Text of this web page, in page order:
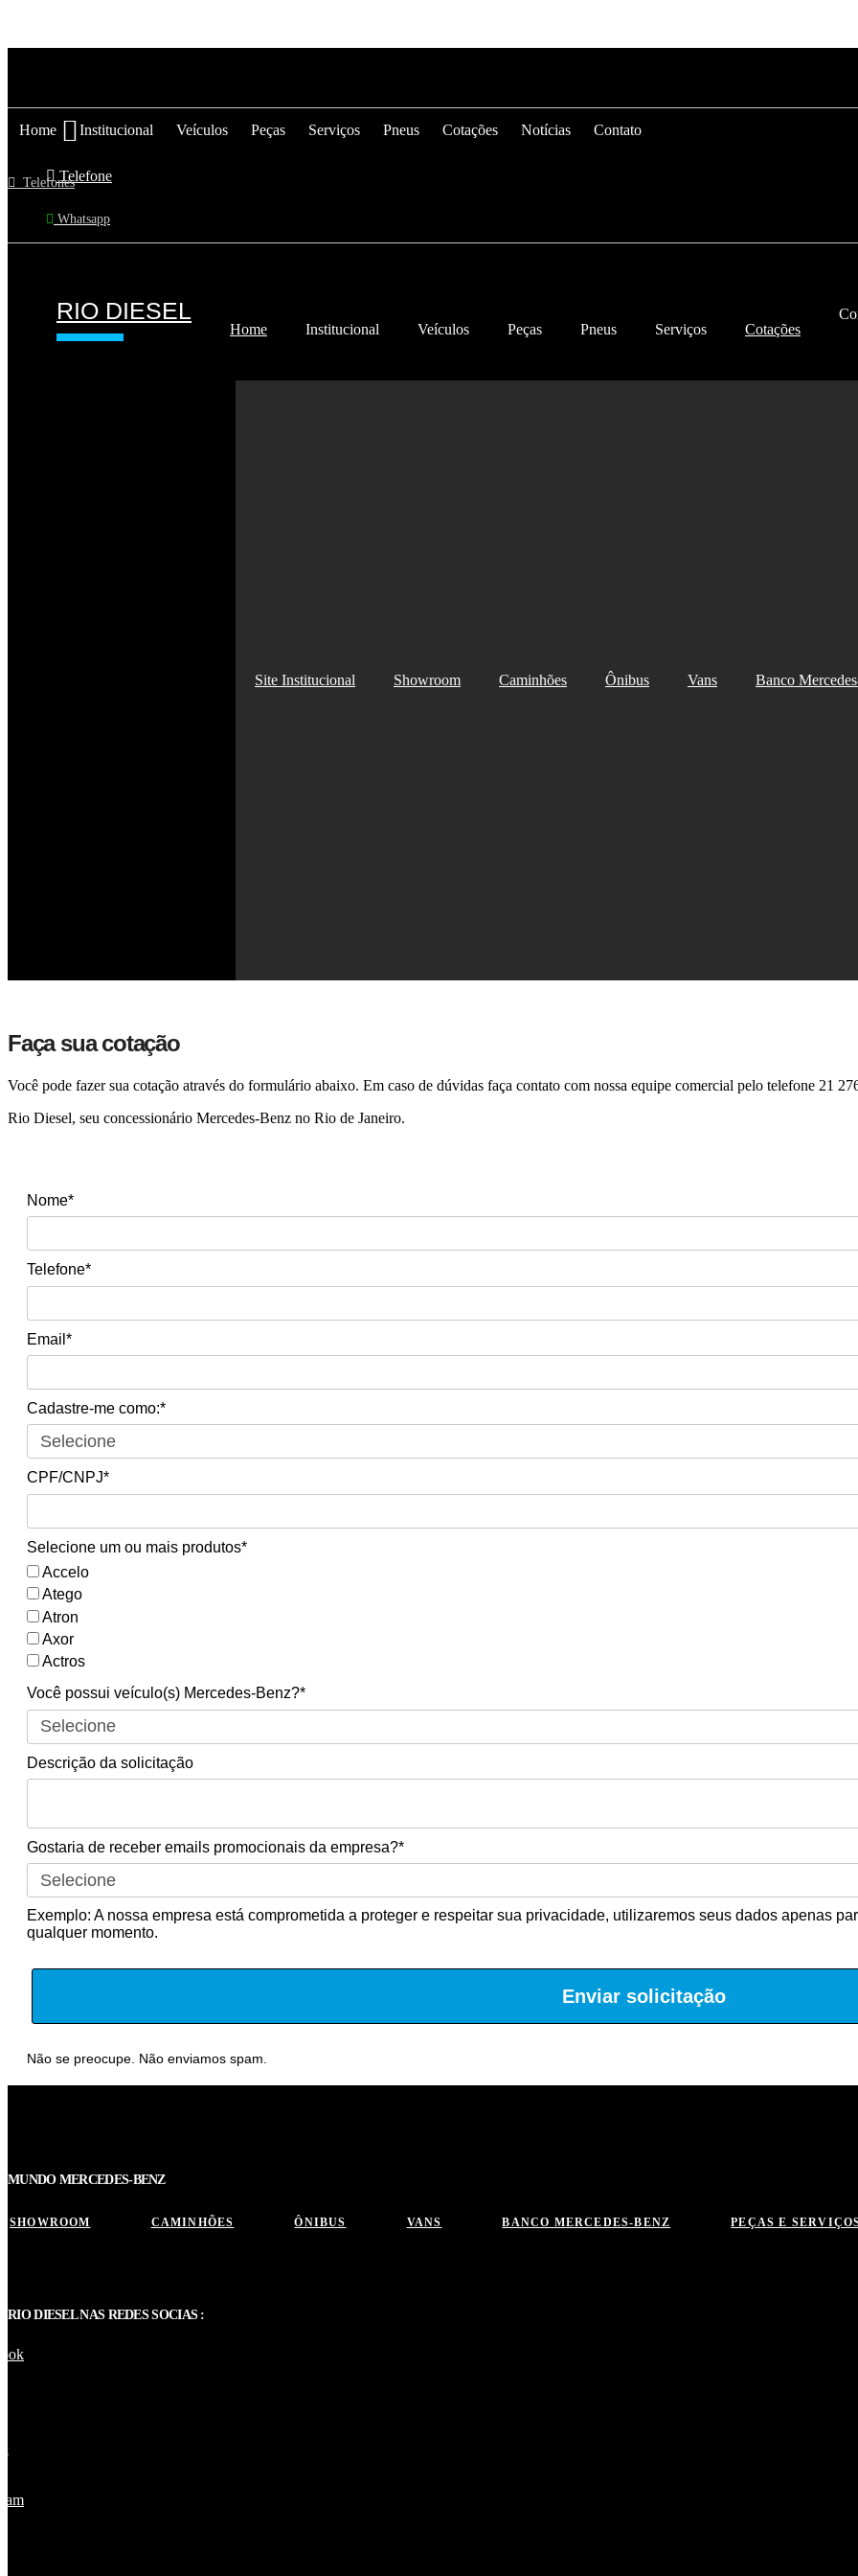
Home Institucional Veículos Peças Serviços Pneus Cotações Notícias Contato
Telefone
Telefones
Whatsapp
RIO DIESEL
Home Institucional Veículos Peças Pneus Serviços Cotações
Site Institucional Showroom Caminhões Ônibus Vans Banco
Faça sua cotação
Você pode fazer sua cotação através do formulário abaixo. Em caso de dúvidas faça contato com nossa equipe comercial pelo telefone 21
Rio Diesel, seu concessionário Mercedes-Benz no Rio de Janeiro.
Nome*
Telefone*
Email*
Cadastre-me como:*
CPF/CNPJ*
Selecione um ou mais produtos*
Accelo
Atego
Atron
Axor
Actros
Você possui veículo(s) Mercedes-Benz?*
Descrição da solicitação
Gostaria de receber emails promocionais da empresa?*
Exemplo: A nossa empresa está comprometida a proteger e respeitar sua privacidade, utilizaremos seus dados apenas
qualquer momento.
Enviar solicitação
Não se preocupe. Não enviamos spam.
MUNDO MERCEDES-BENZ
SHOWROOM CAMINHÕES ÔNIBUS VANS BANCO MERCEDES-BENZ PEÇAS E
RIO DIESEL NAS REDES SOCIAS :